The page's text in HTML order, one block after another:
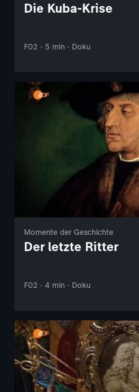
Die Kuba-Krise
F02 · 5 min · Doku
Momente der Geschichte
Der letzte Ritter
F02 · 4 min · Doku